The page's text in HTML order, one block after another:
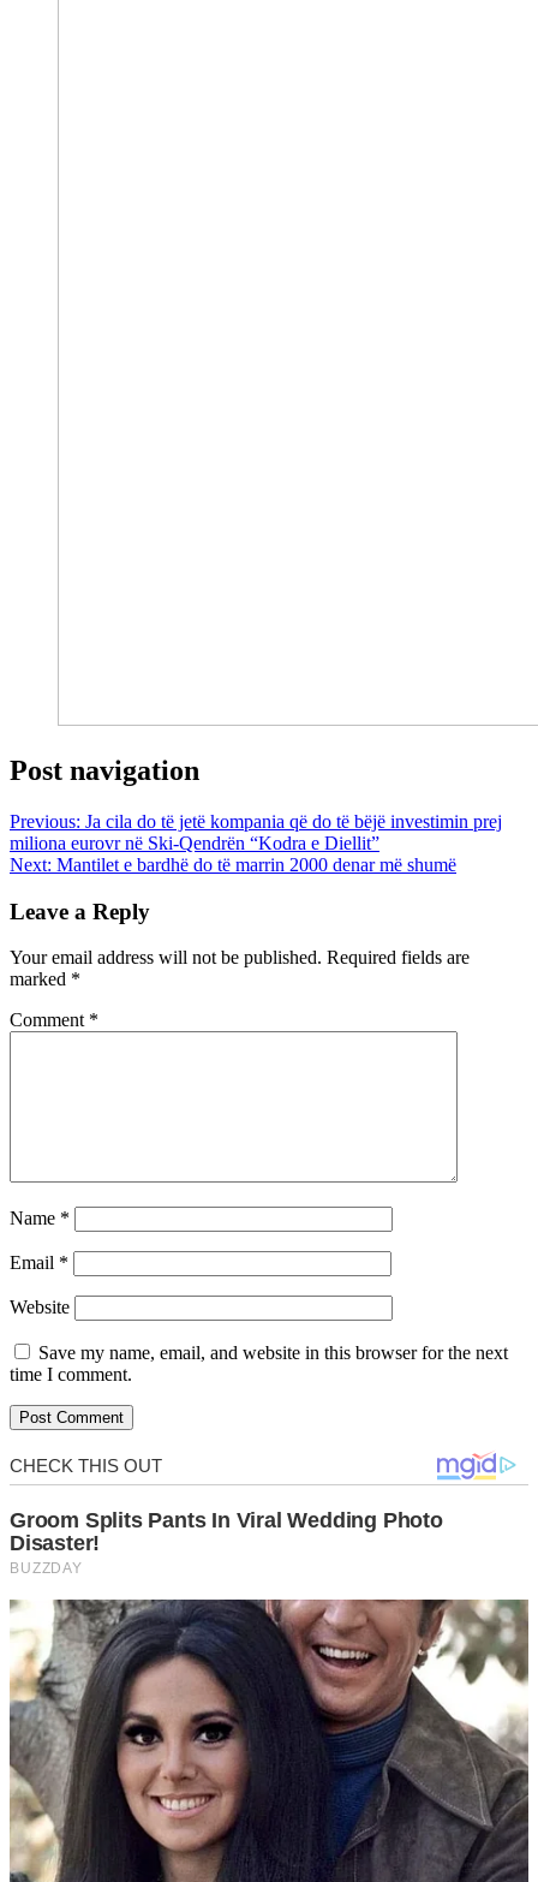
Post navigation
Previous: Ja cila do të jetë kompania që do të bëjë investimin prej
miliona eurovr në Ski-Qendrën “Kodra e Diellit”
Next: Mantilet e bardhë do të marrin 2000 denar më shumë
Leave a Reply
Your email address will not be published. Required fields are
marked *
Comment *
Name *
Email *
Website
Save my name, email, and website in this browser for the next
time I comment.